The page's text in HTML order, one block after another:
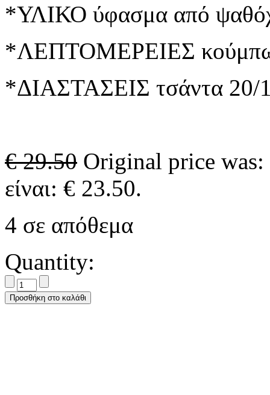
*ΥΛΙΚΟ ύφασμα από
*ΛΕΠΤΟΜΕΡΕΙΕΣ
*ΔΙΑΣΤΑΣΕΙΣ τσάντα 20/
€29.50 Original price
είναι: € 23.50.
4 σε απόθεμα
Quantity:
Προσθήκη στο καλάθι